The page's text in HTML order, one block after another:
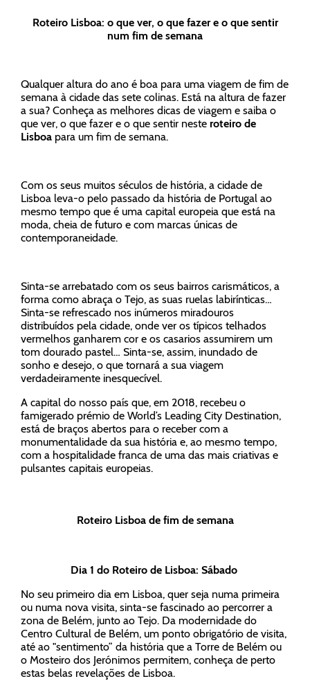
Roteiro Lisboa: o que ver, o que fazer e o que sentir
num fim de semana
Qualquer altura do ano é boa para uma viagem de fim de
semana à cidade das sete colinas. Está na altura de fazer
a sua? Conheça as melhores dicas de viagem e saiba o
que ver, o que fazer e o que sentir neste roteiro de
Lisboa para um fim de semana.
Com os seus muitos séculos de história, a cidade de
Lisboa leva-o pelo passado da história de Portugal ao
mesmo tempo que é uma capital europeia que está na
moda, cheia de futuro e com marcas únicas de
contemporaneidade.
Sinta-se arrebatado com os seus bairros carismáticos, a
forma como abraça o Tejo, as suas ruelas labirínticas…
Sinta-se refrescado nos inúmeros miradouros
distribuídos pela cidade, onde ver os típicos telhados
vermelhos ganharem cor e os casarios assumirem um
tom dourado pastel… Sinta-se, assim, inundado de
sonho e desejo, o que tornará a sua viagem
verdadeiramente inesquecível.
A capital do nosso país que, em 2018, recebeu o
famigerado prémio de World’s Leading City Destination,
está de braços abertos para o receber com a
monumentalidade da sua história e, ao mesmo tempo,
com a hospitalidade franca de uma das mais criativas e
pulsantes capitais europeias.
Roteiro Lisboa de fim de semana
Dia 1 do Roteiro de Lisboa: Sábado
No seu primeiro dia em Lisboa, quer seja numa primeira
ou numa nova visita, sinta-se fascinado ao percorrer a
zona de Belém, junto ao Tejo. Da modernidade do
Centro Cultural de Belém, um ponto obrigatório de visita,
até ao "sentimento” da história que a Torre de Belém ou
o Mosteiro dos Jerónimos permitem, conheça de perto
estas belas revelações de Lisboa.